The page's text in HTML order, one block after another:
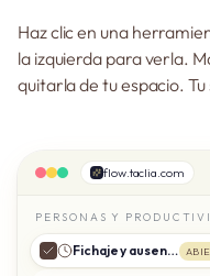
Haz clic en una
la izquierda para verla.
quitarla de tu espacio.
flow.taclia.com
PERSONAS Y
Fichaje y ausencias